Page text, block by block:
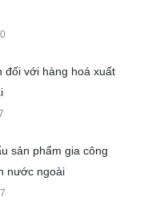
đối với hàng hoá xuất
sản phẩm gia công
nước ngoài